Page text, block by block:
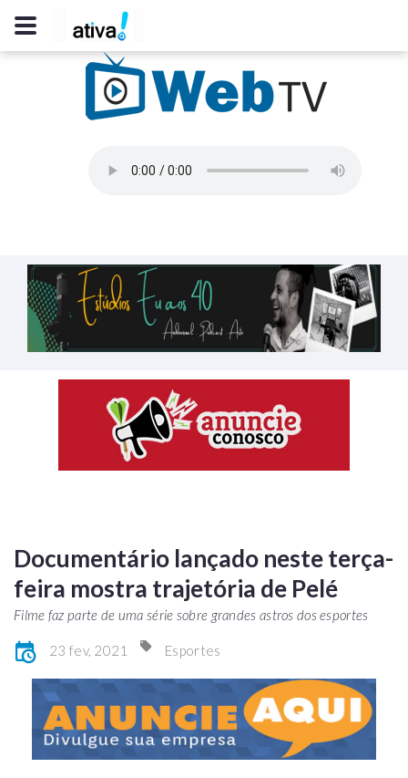
Documentário lançado neste terça-
feira mostra trajetória de Pelé
Filme faz parte de uma série sobre grandes astros dos esportes
23 fev, 2021 Esportes